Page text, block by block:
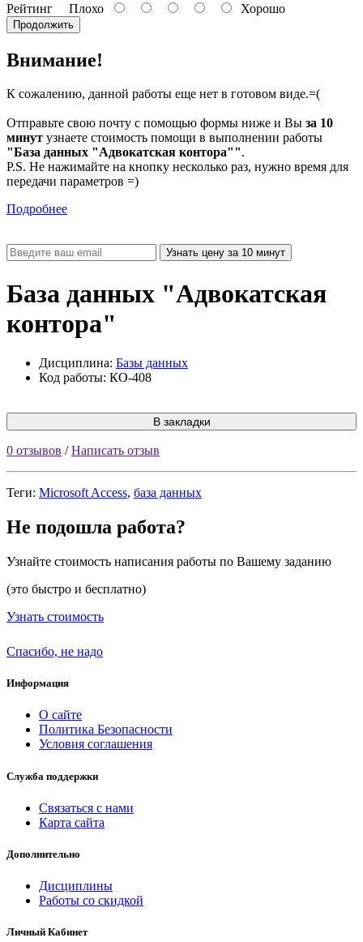
Рейтинг Плохо Хорошо
Продолжить
Внимание!
К сожалению, данной работы еще нет в готовом виде.=(
Отправьте свою почту с помощью формы ниже и Вы за 10
минут узнаете стоимость помощи в выполнении работы
"База данных "Адвокатская контора"".
P.S. Не нажимайте на кнопку несколько раз, нужно время для
передачи параметров =)
Подробнее
База данных "Адвокатская
контора"
Дисциплина: Базы данных
Код работы: КО-408
В закладки
0 отзывов /Написать отзыв
Теги: Microsoft Access, база данных
Не подошла работа?
Узнайте стоимость написания работы по Вашему заданию
(это быстро и бесплатно)
Узнать стоимость
Спасибо, не надо
Информация
О сайте
Политика Безопасности
Условия соглашения
Служба поддержки
Связаться с нами
Карта сайта
Дополнительно
Дисциплины
Работы со скидкой
Личный Кабинет